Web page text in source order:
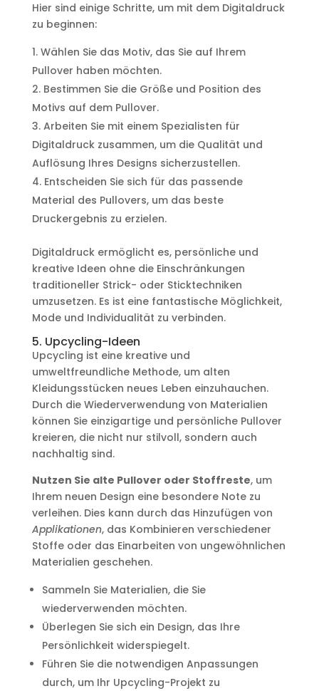
Hier sind einige Schritte, um mit dem Digitaldruck
zu beginnen:
Wählen Sie das Motiv, das Sie auf Ihrem
Pullover haben möchten.
Bestimmen Sie die Größe und Position des
Motivs auf dem Pullover.
Arbeiten Sie mit einem Spezialisten für
Digitaldruck zusammen, um die Qualität und
Auflösung Ihres Designs sicherzustellen.
Entscheiden Sie sich für das passende
Material des Pullovers, um das beste
Druckergebnis zu erzielen.
Digitaldruck ermöglicht es, persönliche und
kreative Ideen ohne die Einschränkungen
traditioneller Strick- oder Sticktechniken
umzusetzen. Es ist eine fantastische Möglichkeit,
Mode und Individualität zu verbinden.
5. Upcycling-Ideen
Upcycling ist eine kreative und
umweltfreundliche Methode, um alten
Kleidungsstücken neues Leben einzuhauchen.
Durch die Wiederverwendung von Materialien
können Sie einzigartige und persönliche Pullover
kreieren, die nicht nur stilvoll, sondern auch
nachhaltig sind.
Nutzen Sie alte Pullover oder Stoffreste, um
Ihrem neuen Design eine besondere Note zu
verleihen. Dies kann durch das Hinzufügen von
Applikationen, das Kombinieren verschiedener
Stoffe oder das Einarbeiten von ungewöhnlichen
Materialien geschehen.
Sammeln Sie Materialien, die Sie
wiederverwenden möchten.
Überlegen Sie sich ein Design, das Ihre
Persönlichkeit widerspiegelt.
Führen Sie die notwendigen Anpassungen
durch, um Ihr Upcycling-Projekt zu